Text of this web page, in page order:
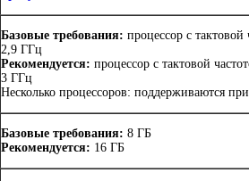
Базовые требования: процессор с тактовой
2,9 ГГц
Рекомендуется: процессор с тактовой
3 ГГц
Несколько процессоров: поддерживаются
Базовые требования: 8 ГБ
Рекомендуется: 16 ГБ